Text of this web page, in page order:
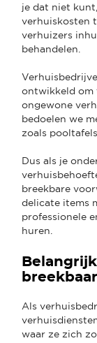
je dat niet
verhuiskosten
verhuizers
behandelen.
ontwikkeld om
ongewone
bedoelen we
zoals
Dus als je
breekbare
delicate items
professionele
huren.
Als
waar ze zich